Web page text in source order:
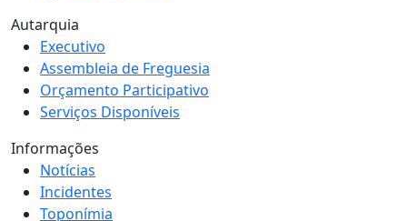
Autarquia
Executivo
Assembleia de Freguesia
Orçamento Participativo
Serviços Disponíveis
Informações
Notícias
Incidentes
Toponímia